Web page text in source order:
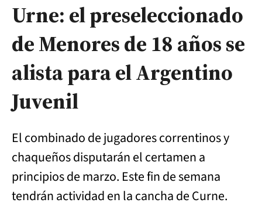
Urne: el preseleccionado
de Menores de 18 años se
alista para el Argentino
Juvenil
El combinado de jugadores correntinos y
chaqueños disputarán el certamen a
principios de marzo. Este fin de semana
tendrán actividad en la cancha de Curne.